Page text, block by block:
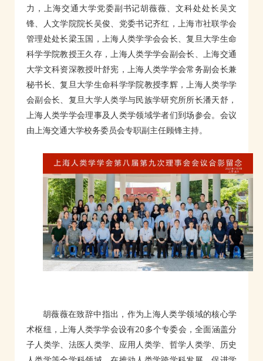
力，上海交通大学党委副书记胡薇薇、文科处处长吴文
锋、人文学院院长吴俊、党委书记齐红，上海市社联学会
管理处处长梁玉国，上海人类学学会会长、复旦大学生命
科学学院教授王久存，上海人类学学会副会长、上海交通
大学文科资深教授叶舒宪，上海人类学学会常务副会长兼
秘书长、复旦大学生命科学学院教授李辉，上海人类学学
会副会长、复旦大学人类学与民族学研究所所长潘天舒，
上海人类学学会理事及人类学领域学者们到场参会。会议
由上海交通大学校务委员会专职副主任顾锋主持。
胡薇薇在致辞中指出，作为上海人类学领域的核心学
术枢纽，上海人类学学会设有20多个专委会，全面涵盖分
子人类学、法医人类学、应用人类学、哲学人类学、历史